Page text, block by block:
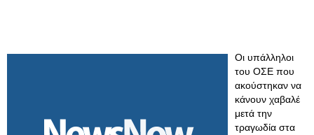
Οι υπάλληλοι
του ΟΣΕ που
ακούστηκαν να
κάνουν χαβαλέ
μετά την
τραγωδία στα